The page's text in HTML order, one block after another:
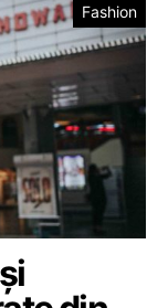
Fashion